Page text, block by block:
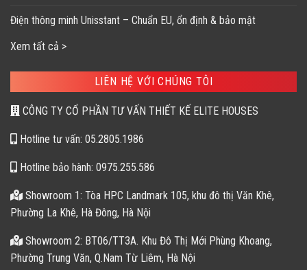
Điện thông minh Unisstant – Chuẩn EU, ổn định & bảo mật
Xem tất cả >
LIÊN HỆ VỚI CHÚNG TÔI
CÔNG TY CỔ PHẦN TƯ VẤN THIẾT KẾ ELITE HOUSES
Hotline tư vấn: 05.2805.1986
Hotline bảo hành: 0975.255.586
Showroom 1: Tòa HPC Landmark 105, khu đô thị Văn Khê,
Phường La Khê, Hà Đông, Hà Nội
Showroom 2: BT06/TT3A. Khu Đô Thị Mới Phùng Khoang,
Phường Trung Văn, Q.Nam Từ Liêm, Hà Nội